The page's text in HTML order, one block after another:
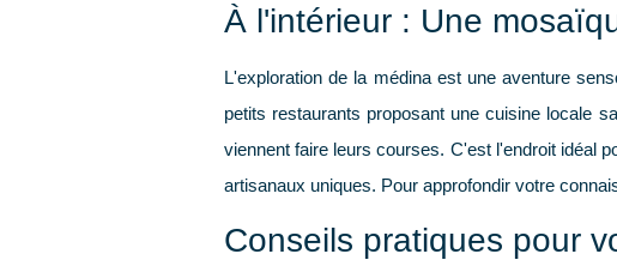
À l'intérieur : Une
L'exploration de la médina est une aventure
petits restaurants proposant une cuisine locale
viennent faire leurs courses. C'est l'endroit idéal
artisanaux uniques. Pour approfondir votre
Conseils pratiques pour